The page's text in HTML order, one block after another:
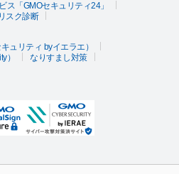
「GMOセキュリティ24」
スク診断
ュリティ byイエラエ）
）
なりすまし対策